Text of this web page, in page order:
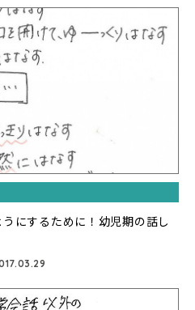
にするために！幼児期の話し